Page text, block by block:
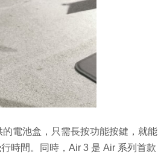
電池盒，只需長按功能按鍵，就能
時間。同時，Air 3 是 Air 系列首款